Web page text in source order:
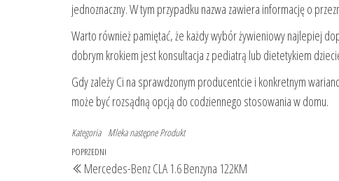
jednoznaczny. W tym przypadku nazwa zawiera informację o
Warto również pamiętać, że każdy wybór żywieniowy najlepiej
dobrym krokiem jest konsultacja z pediatrą lub dietetykiem
Gdy zależy Ci na sprawdzonym producentcie i konkretnym
może być rozsądną opcją do codziennego stosowania w domu.
Kategoria Mleka następne Produkt
Nawigacja
Poprzedni
wpis
POPRZEDNI
Mercedes-Benz CLA 1.6 Benzyna 122KM